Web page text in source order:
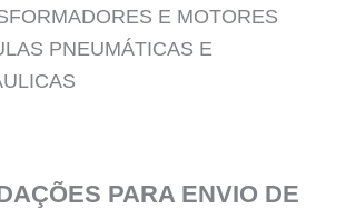
E MOTORES
PNEUMÁTICAS E
PARA ENVIO DE